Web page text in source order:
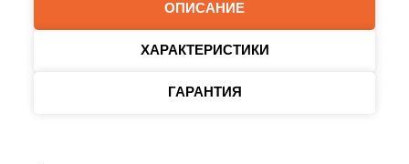
ОПИСАНИЕ
ХАРАКТЕРИСТИКИ
ГАРАНТИЯ